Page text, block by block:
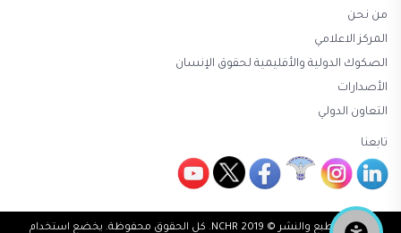
من نحن
المركز الاعلامي
الصكوك الدولية والأقليمية لحقوق الإنسان
الأصدارات
التعاون الدولي
تابعنا
حقوق الطبع والنشر © 2019 NCHR. كل الحقوق محفوظة. يخضع استخدام